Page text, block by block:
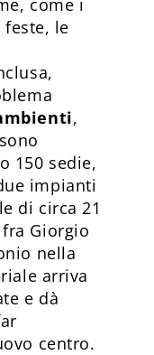
le
,
150 sedie,
impianti
di circa 21
Giorgio
nella
arriva
e dà
centro.